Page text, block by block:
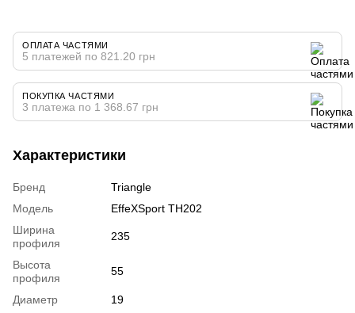
ОПЛАТА ЧАСТЯМИ
5 платежей по 821.20 грн
ПОКУПКА ЧАСТЯМИ
3 платежа по 1 368.67 грн
Характеристики
Бренд
Triangle
Модель
EffeXSport TH202
Ширина
профиля
235
Высота
профиля
55
Диаметр
19